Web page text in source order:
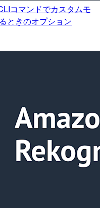
コマンドでカスタムモ
ときのオプション